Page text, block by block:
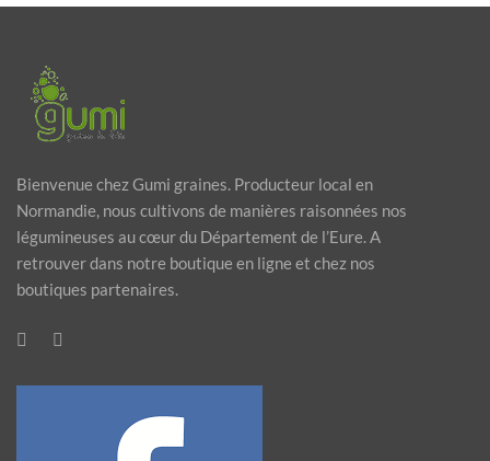
Bienvenue chez Gumi graines. Producteur local en
Normandie, nous cultivons de manières raisonnées nos
légumineuses au cœur du Département de l’Eure. A
retrouver dans notre boutique en ligne et chez nos
boutiques partenaires.